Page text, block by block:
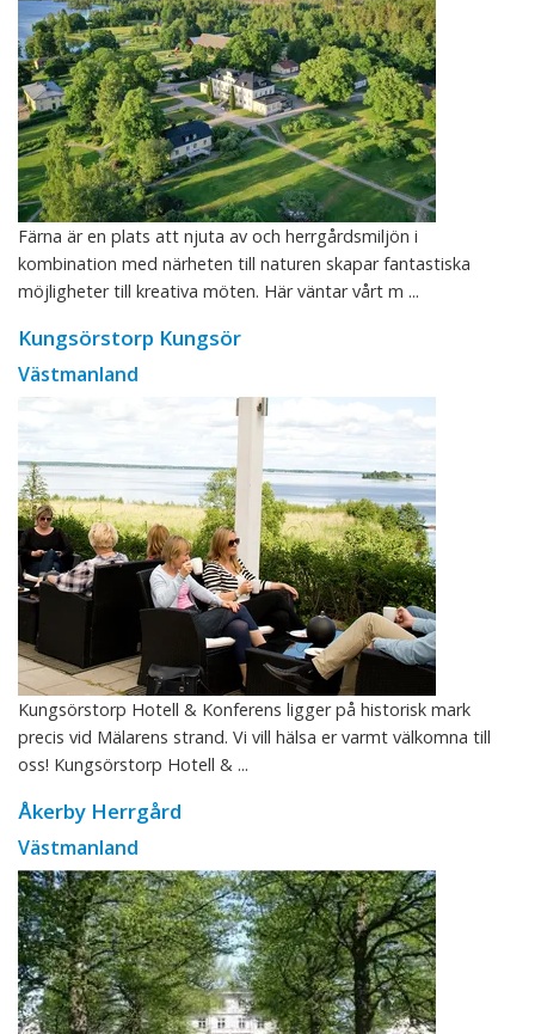
Färna är en plats att njuta av och herrgårdsmiljön i
kombination med närheten till naturen skapar fantastiska
möjligheter till kreativa möten. Här väntar vårt m ...
Kungsörstorp Kungsör
Västmanland
Kungsörstorp Hotell & Konferens ligger på historisk mark
precis vid Mälarens strand. Vi vill hälsa er varmt välkomna till
oss! Kungsörstorp Hotell & ...
Åkerby Herrgård
Västmanland